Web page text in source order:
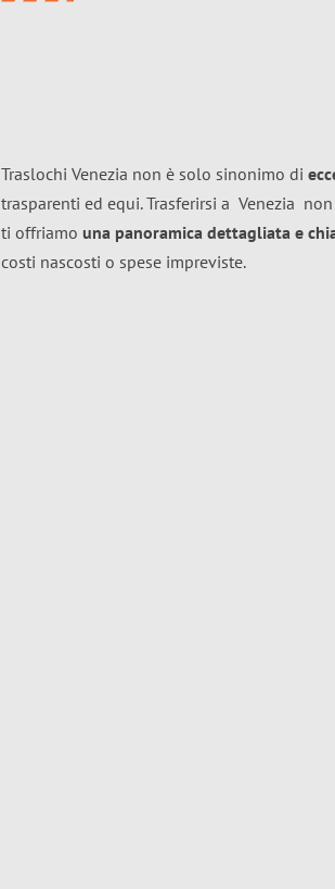
Traslochi Venezia non è solo sinonimo di
trasparenti ed equi. Trasferirsi a Venezia
ti offriamo una panoramica dettagliata e
costi nascosti o spese impreviste.